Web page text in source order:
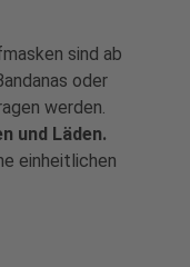
sind ab
oder
werden.
und Läden.
einheitlichen